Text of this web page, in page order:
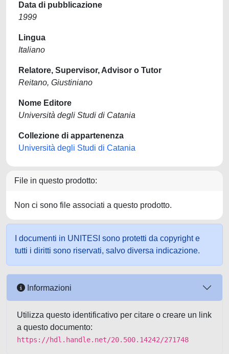
Data di pubblicazione
1999
Lingua
Italiano
Relatore, Supervisor, Advisor o Tutor
Reitano, Giustiniano
Nome Editore
Università degli Studi di Catania
Collezione di appartenenza
Università degli Studi di Catania
File in questo prodotto:
Non ci sono file associati a questo prodotto.
I documenti in UNITESI sono protetti da copyright e
tutti i diritti sono riservati, salvo diversa indicazione.
Informazioni
Utilizza questo identificativo per citare o creare un link
a questo documento:
https://hdl.handle.net/20.500.14242/271748